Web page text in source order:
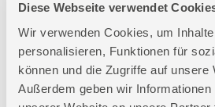
Diese Webseite verwendet
Wir verwenden Cookies, um
personalisieren, Funktionen für
können und die Zugriffe auf unsere
Außerdem geben wir
Logistische
Verpackungsmaße
Länge